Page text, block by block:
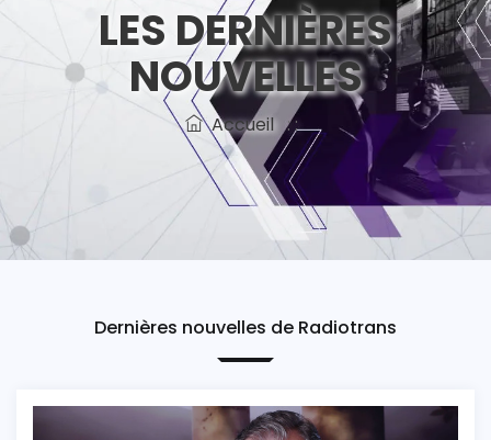
LES DERNIÈRES
NOUVELLES
Accueil : :
Dernières nouvelles de Radiotrans